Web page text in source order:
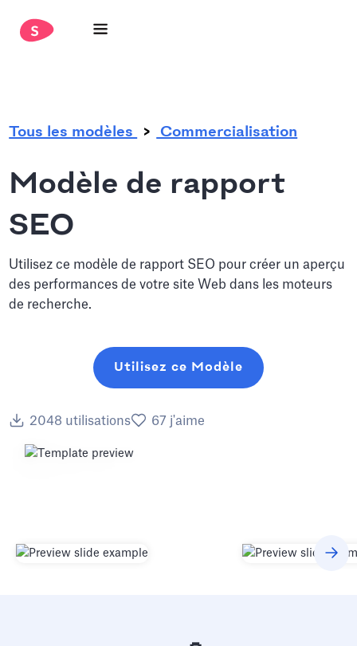
Tous les modèles Commercialisation
Modèle de rapport
SEO
Utilisez ce modèle de rapport SEO pour créer un aperçu
des performances de votre site Web dans les moteurs
de recherche.
Utilisez ce Modèle
2048 utilisations 67 j'aime